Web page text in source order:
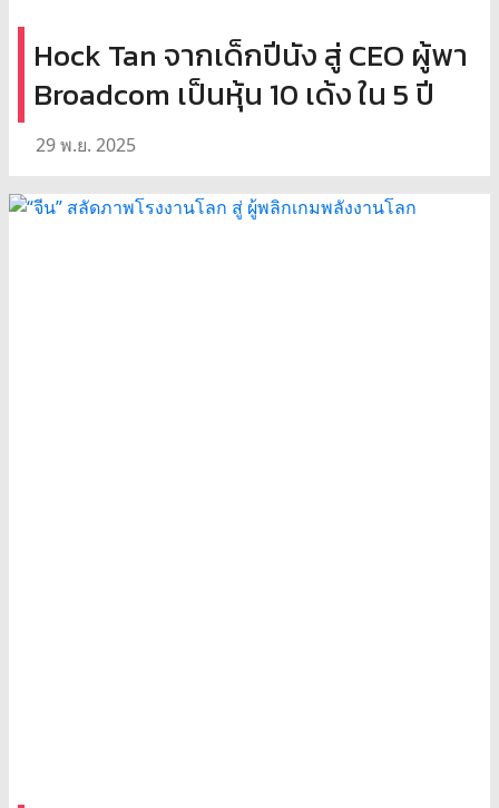
Hock Tan จากเด็กปีนัง สู่ CEO ผู้พา
Broadcom เป็นหุ้น 10 เด้ง ใน 5 ปี
29 พ.ย. 2025